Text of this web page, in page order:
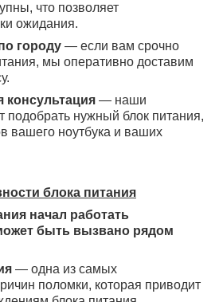
что позволяет
ожидания.
городу — если вам срочно
мы оперативно доставим
консультация — наши
подобрать нужный блок питания,
вашего ноутбука и ваших
блока питания
начал работать
быть вызвано рядом
— одна из самых
поломки, которая приводит